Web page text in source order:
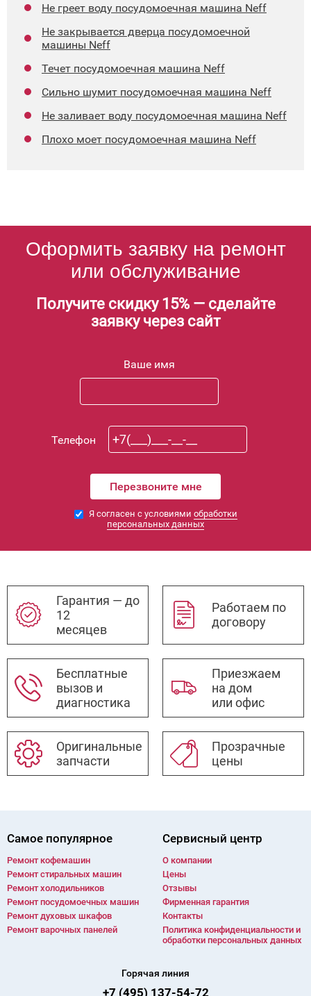
Не греет воду посудомоечная машина Neff
Не закрывается дверца посудомоечной
машины Neff
Течет посудомоечная машина Neff
Сильно шумит посудомоечная машина Neff
Не заливает воду посудомоечная машина Neff
Плохо моет посудомоечная машина Neff
Оформить заявку на ремонт
или обслуживание
Получите скидку 15% — сделайте
заявку через сайт
Ваше имя
Телефон
Я согласен с условиями обработки
персональных данных
Гарантия — до
12
месяцев
Работаем по
договору
Бесплатные
вызов и
диагностика
Приезжаем
на дом
или офис
Оригинальные
запчасти
Прозрачные
цены
Самое популярное
Ремонт кофемашин
Ремонт стиральных машин
Ремонт холодильников
Ремонт посудомоечных машин
Ремонт духовых шкафов
Ремонт варочных панелей
Сервисный центр
О компании
Цены
Отзывы
Фирменная гарантия
Контакты
Политика конфиденциальности и
обработки персональных данных
Горячая линия
+7 (495) 137-54-72